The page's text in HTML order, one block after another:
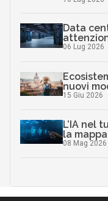
Data
06 Lug 2026
nuovi
15 Giu 2026
L’IA nel
la
08 Mag 2026